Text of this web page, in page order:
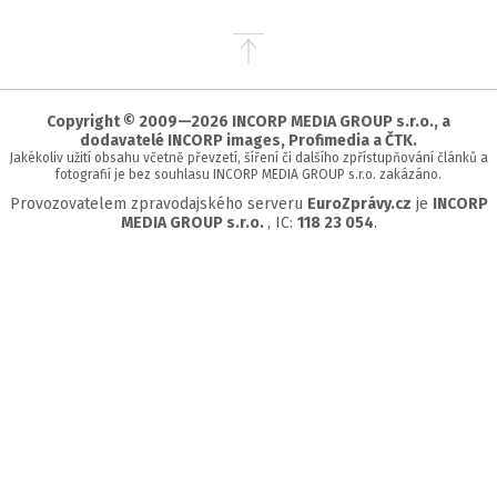
Přejít
stránky
Copyright © 2009—2026 INCORP MEDIA GROUP s.r.o., a
dodavatelé INCORP images, Profimedia a ČTK.
Jakékoliv užití obsahu včetně převzetí, šíření či dalšího zpřístupňování článků a
fotografií je bez souhlasu INCORP MEDIA GROUP s.r.o. zakázáno.
Provozovatelem zpravodajského serveru EuroZprávy.cz je INCORP
MEDIA GROUP s.r.o., IC: 118 23 054.